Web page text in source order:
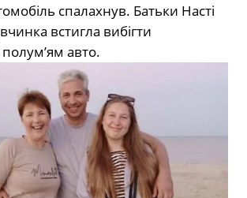
спалахнув. Батьки Насті
встигла вибігти
авто.